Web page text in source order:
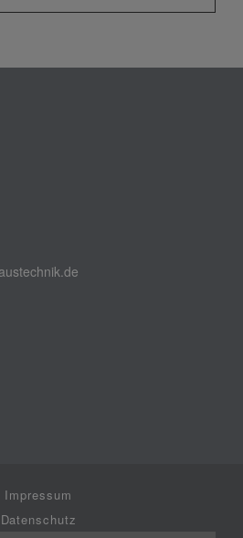
Impressum
Datenschutz